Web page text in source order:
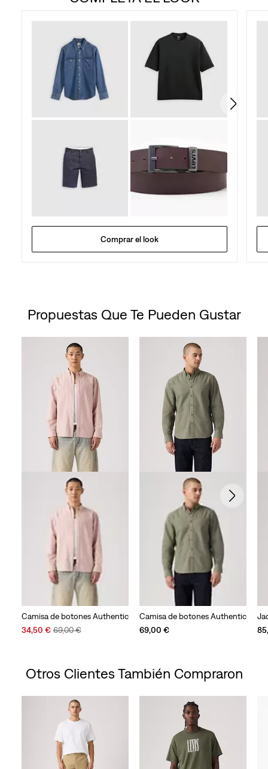
reseñas
Comprar el look
Propuestas Que Te Pueden Gustar
Camisa de botones Authentic
Sale
34,50 €Original
69,00 €
Camisa de botones Authentic
69,00 €
Otros Clientes También Compraron